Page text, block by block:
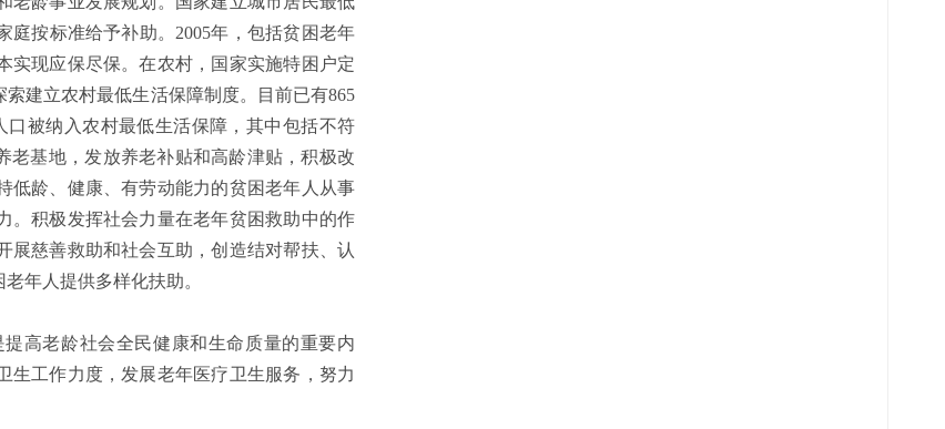
按标准给予补助。2005年，包括贫困老年
实现应保尽保。在农村，国家实施特困户定
建立农村最低生活保障制度。目前已有865
被纳入农村最低生活保障，其中包括不符
老基地，发放养老补贴和高龄津贴，积极改
低龄、健康、有劳动能力的贫困老年人从事
。积极发挥社会力量在老年贫困救助中的作
展慈善救助和社会互助，创造结对帮扶、认
年人提供多样化扶助。
高老龄社会全民健康和生命质量的重要内
生工作力度，发展老年医疗卫生服务，努力